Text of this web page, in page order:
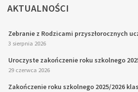
AKTUALNOŚCI
Zebranie z Rodzicami przyszłorocznych
3 sierpnia 2026
Uroczyste zakończenie roku szkolnego
29 czerwca 2026
Zakończenie roku szkolnego 2025/2026